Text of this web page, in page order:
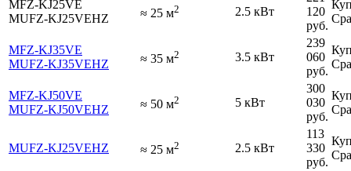
MFZ-KJ25VE
MUFZ-KJ25VEHZ
≈ 25 м2 2.5 кВт
120
руб.
MFZ-KJ35VE
MUFZ-KJ35VEHZ
≈ 35 м2 3.5 кВт
239
060
руб.
MFZ-KJ50VE
MUFZ-KJ50VEHZ
≈ 50 м2 5 кВт
300
030
руб.
MUFZ-KJ25VEHZ ≈ 25 м2 2.5 кВт
113
330
руб.